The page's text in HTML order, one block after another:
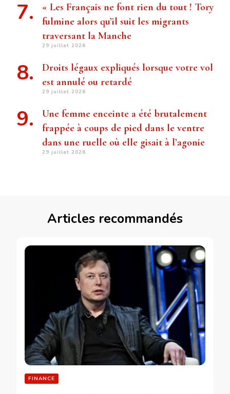
« Les Français ne font rien du tout ! Tory
fulmine alors qu’il suit les migrants
traversant la Manche
29 juillet 2026
Droits légaux expliqués lorsque votre vol
est annulé ou retardé
29 juillet 2026
Une femme enceinte a été brutalement
frappée à coups de pied dans le ventre
dans une ruelle où elle gisait à l’agonie
29 juillet 2026
Articles recommandés
FINANCE